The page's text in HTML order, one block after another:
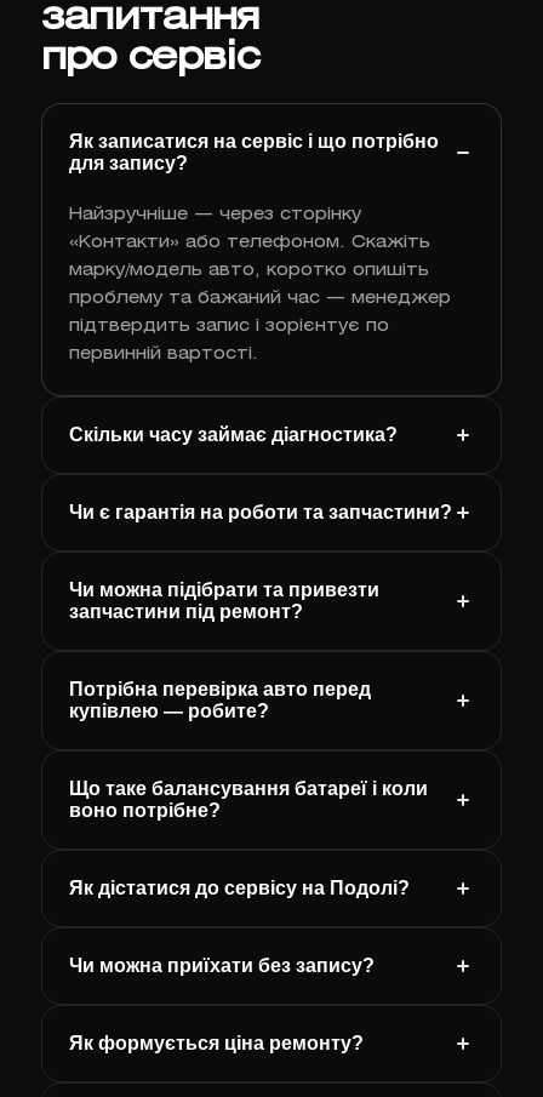
запитання
про сервіс
Як записатися на сервіс і що потрібно
для запису?
Найзручніше — через сторінку
«Контакти» або телефоном. Скажіть
марку/модель авто, коротко опишіть
проблему та бажаний час — менеджер
підтвердить запис і зорієнтує по
первинній вартості.
Скільки часу займає діагностика?
Чи є гарантія на роботи та запчастини?
Чи можна підібрати та привезти
запчастини під ремонт?
Потрібна перевірка авто перед
купівлею — робите?
Що таке балансування батареї і коли
воно потрібне?
Як дістатися до сервісу на Подолі?
Чи можна приїхати без запису?
Як формується ціна ремонту?